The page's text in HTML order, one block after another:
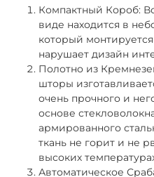
Компактный Короб:
виде находится в
который
нарушает дизайн
Полотно из
шторы
очень прочного и
основе
армированного
ткань не горит и не
высоких
Автоматическое